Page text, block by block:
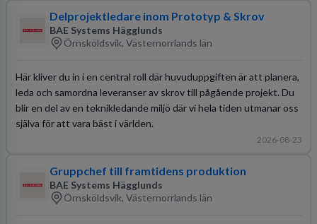
Delprojektledare inom Prototyp & Skrov
BAE Systems Hägglunds
Örnsköldsvik, Västernorrlands län
Här kliver du in i en central roll där huvuduppgiften är att planera,
leda och samordna leveranser av skrov till pågående projekt. Du
blir en del av en teknikledande miljö där vi hela tiden utmanar oss
själva för att vara bäst i världen.
2026-08-23
Gruppchef till framtidens produktion
BAE Systems Hägglunds
Örnsköldsvik, Västernorrlands län